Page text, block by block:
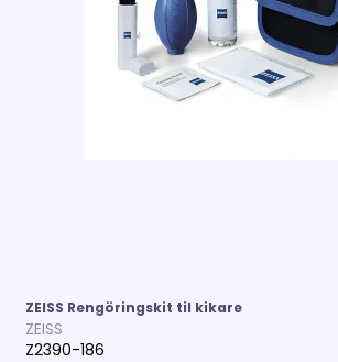
ZEISS Rengöringskit til kikare
ZEISS
Z2390-186